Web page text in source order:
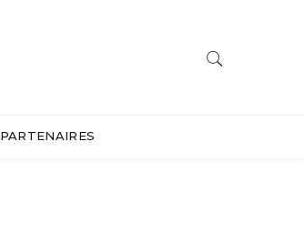
PARTENAIRES